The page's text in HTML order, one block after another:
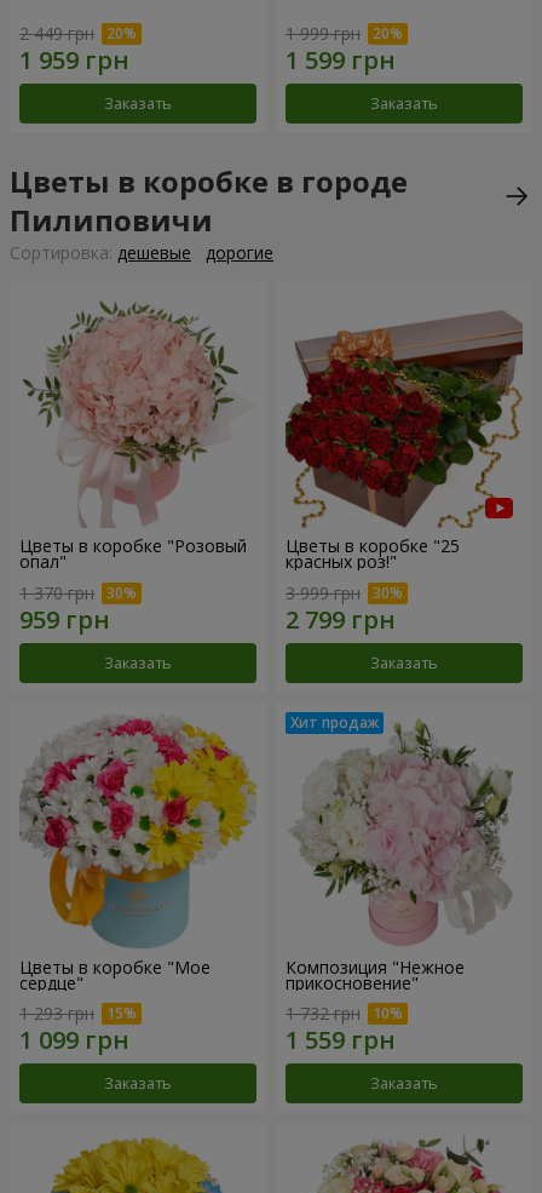
2 449 грн
Заказать
1 999 грн
Заказать
Цветы в коробке в городе
Пилиповичи
Cортировка: дешевые дорогие
Цветы в коробке "Розовый
опал"
1 370 грн
Заказать
Цветы в коробке "25
красных роз!"
3 999 грн
Заказать
Цветы в коробке "Мое
сердце"
1 293 грн
Заказать
Композиция "Нежное
прикосновение"
1 732 грн
Заказать